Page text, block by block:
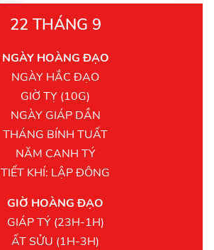
22 THÁNG 9
NGÀY HOÀNG ĐẠO
NGÀY HẮC ĐẠO
GIỜ TỴ (10G)
NGÀY GIÁP DẦN
THÁNG BÍNH TUẤT
NĂM CANH TÝ
TIẾT KHÍ: LẬP ĐÔNG
GIỜ HOÀNG ĐẠO
GIÁP TÝ (23H-1H)
ẤT SỬU (1H-3H)